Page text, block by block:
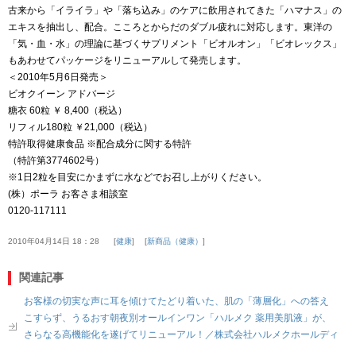
古来から「イライラ」や「落ち込み」のケアに飲用されてきた「ハマナス」の
エキスを抽出し、配合。こころとからだのダブル疲れに対応します。東洋の
「気・血・水」の理論に基づくサプリメント「ビオルオン」「ビオレックス」
もあわせてパッケージをリニューアルして発売します。
＜2010年5月6日発売＞
ビオクイーン アドバージ
糖衣 60粒 ￥ 8,400（税込）
リフィル180粒 ￥21,000（税込）
特許取得健康食品 ※配合成分に関する特許
（特許第3774602号）
※1日2粒を目安にかまずに水などでお召し上がりください。
(株）ポーラ お客さま相談室
0120-117111
2010年04月14日 18：28 健康 新商品（健康）
関連記事
お客様の切実な声に耳を傾けてたどり着いた、肌の「薄層化」への答え
こすらず、うるおす朝夜別オールインワン「ハルメク 薬用美肌液」が、
さらなる高機能化を遂げてリニューアル！／株式会社ハルメクホールディ